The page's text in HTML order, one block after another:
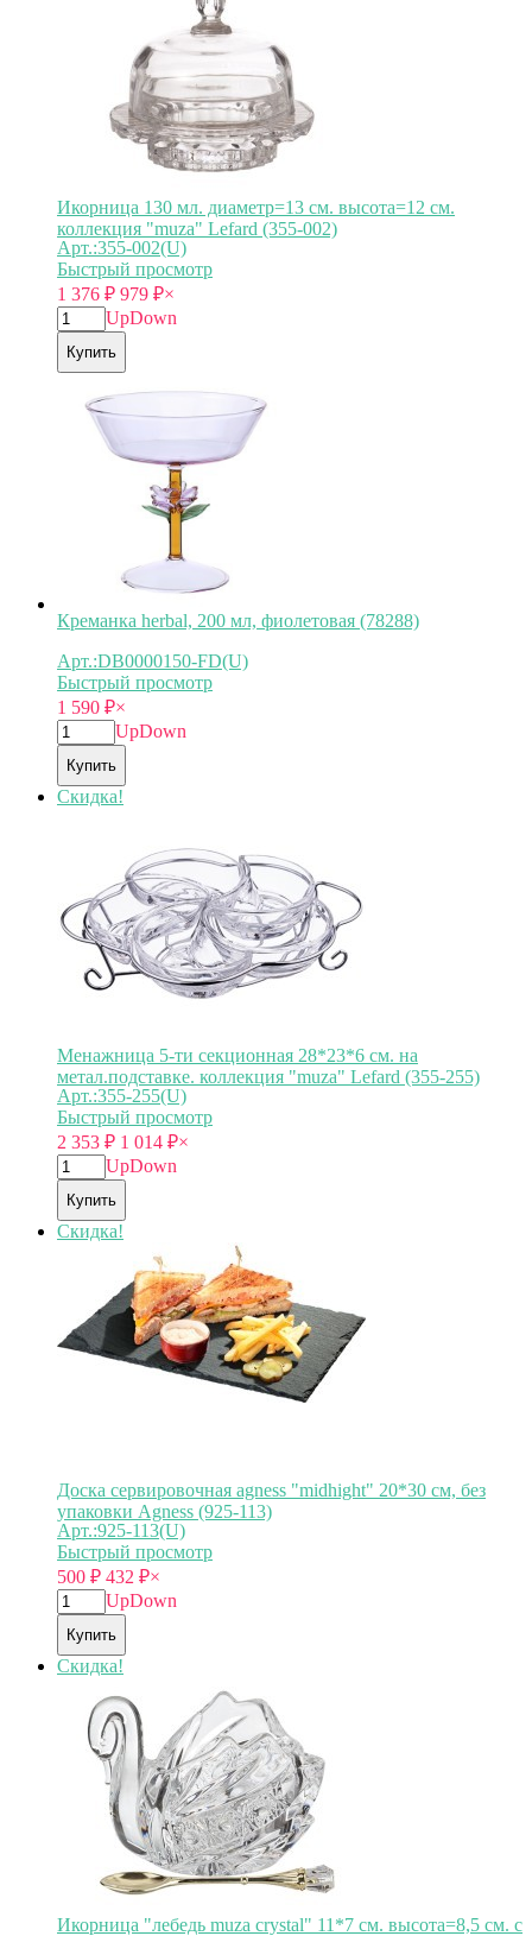
Икорница 130 мл. диаметр=13 см. высота=12 см.
коллекция "muza" Lefard (355-002)
Арт.:355-002(U)
Быстрый просмотр
1 376 ₽ 979 ₽×
UpDown
Купить
Креманка herbal, 200 мл, фиолетовая (78288)
Арт.:DB0000150-FD(U)
Быстрый просмотр
1 590 ₽×
UpDown
Купить
Скидка!
Менажница 5-ти секционная 28*23*6 см. на
метал.подставке. коллекция "muza" Lefard (355-255)
Арт.:355-255(U)
Быстрый просмотр
2 353 ₽ 1 014 ₽×
UpDown
Купить
Скидка!
Доска сервировочная agness "midhight" 20*30 см, без
упаковки Agness (925-113)
Арт.:925-113(U)
Быстрый просмотр
500 ₽ 432 ₽×
UpDown
Купить
Скидка!
Икорница "лебедь muza crystal" 11*7 см. высота=8,5 см. с